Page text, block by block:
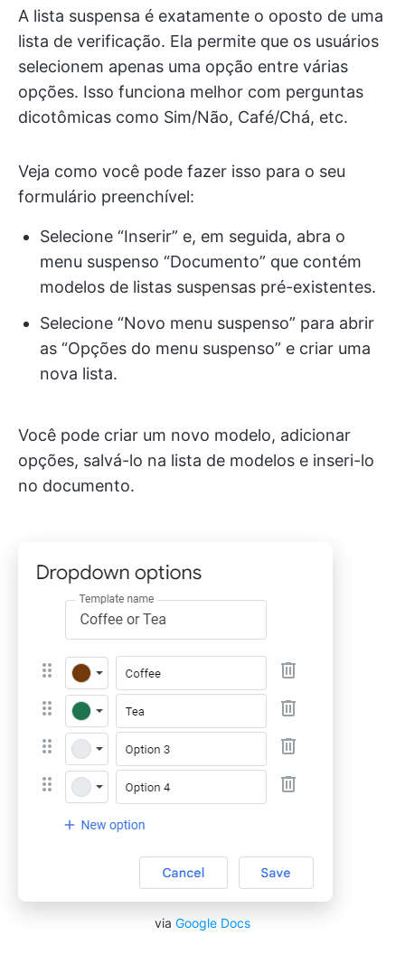
A lista suspensa é exatamente o oposto de uma
lista de verificação. Ela permite que os usuários
selecionem apenas uma opção entre várias
opções. Isso funciona melhor com perguntas
dicotômicas como Sim/Não, Café/Chá, etc.
Veja como você pode fazer isso para o seu
formulário preenchível:
Selecione “Inserir” e, em seguida, abra o
menu suspenso “Documento” que contém
modelos de listas suspensas pré-existentes.
Selecione “Novo menu suspenso” para abrir
as “Opções do menu suspenso” e criar uma
nova lista.
Você pode criar um novo modelo, adicionar
opções, salvá-lo na lista de modelos e inseri-lo
no documento.
via Google Docs